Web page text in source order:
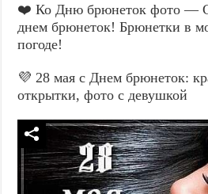
❤️ Ко Дню брюнеток фото —
днем брюнеток! Брюнетки в
погоде!
💜 28 мая с Днем брюнеток:
открытки, фото с девушкой